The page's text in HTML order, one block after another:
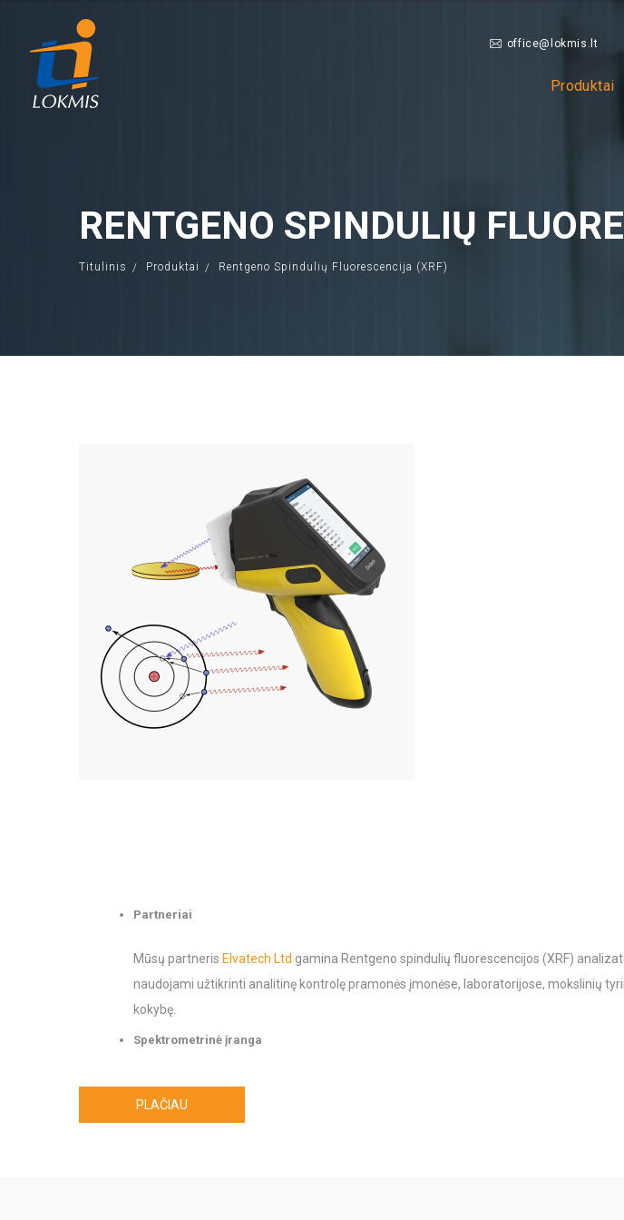
office@lokmis.lt
Produktai
RENTGENO SPINDULIŲ
Titulinis Produktai Rentgeno Spindulių Fluorescencija (XRF)
Partneriai
Mūsų partneris Elvatech Ltd gamina Rentgeno spindulių fluorescencijos (XRF)
naudojami užtikrinti analitinę kontrolę pramonės įmonėse, laboratorijose, mokslinių
kokybę.
Spektrometrinė įranga
Stacionarus,nešiojami
Panaudojimo sritis
PLAČIAU